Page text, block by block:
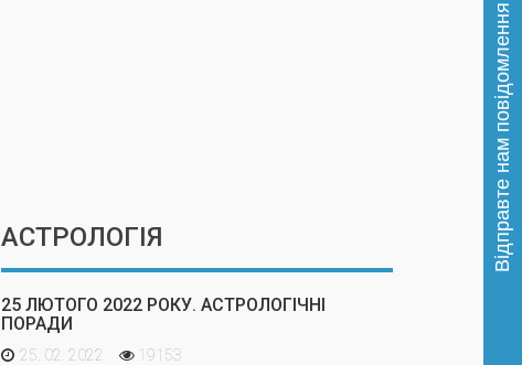
АСТРОЛОГІЯ
25 ЛЮТОГО 2022 РОКУ. АСТРОЛОГІЧНІ
ПОРАДИ
25. 02. 2022 19153
Відправте нам повідомлення